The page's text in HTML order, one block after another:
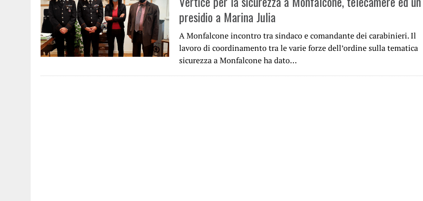
presidio a Marina Julia
A Monfalcone incontro tra sindaco e comandante dei carabinieri. Il
lavoro di coordinamento tra le varie forze dell’ordine sulla tematica
sicurezza a Monfalcone ha dato…